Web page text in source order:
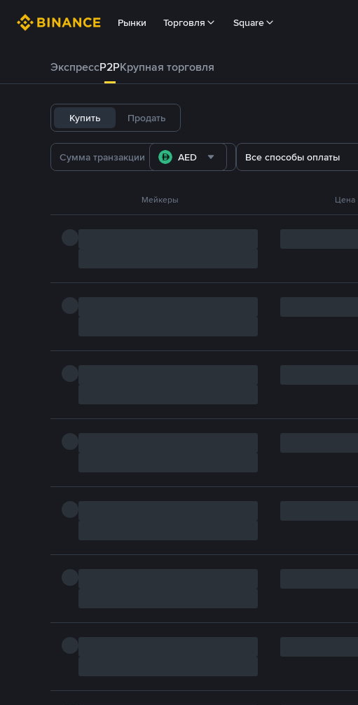
Рынки Торговля Square
ЭкспрессP2PКрупная торговля
Купить Продать
AED Все способы оплаты
Мейкеры Цена